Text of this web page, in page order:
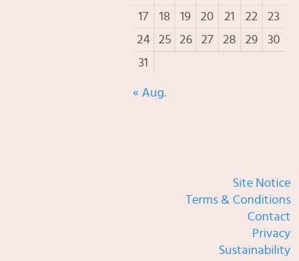
17
18 19 20 21 22
23
24
25 26 27 28 29
30
31
« Aug.
Site Notice
Terms & Conditions
Contact
Privacy
Sustainability